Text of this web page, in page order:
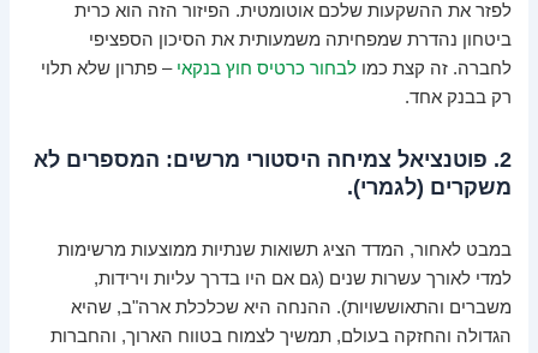
לפזר את ההשקעות שלכם אוטומטית. הפיזור הזה הוא כרית
ביטחון נהדרת שמפחיתה משמעותית את הסיכון הספציפי
לחברה. זה קצת כמולבחור כרטיס חוץ בנקאי – פתרון שלא תלוי
רק בבנק אחד.
2. פוטנציאל צמיחה היסטורי מרשים: המספרים לא
משקרים (לגמרי).
במבט לאחור, המדד הציג תשואות שנתיות ממוצעות מרשימות
למדי לאורך עשרות שנים (גם אם היו בדרך עליות וירידות,
משברים והתאוששויות). ההנחה היא שכלכלת ארה"ב, שהיא
הגדולה והחזקה בעולם, תמשיך לצמוח בטווח הארוך, והחברות